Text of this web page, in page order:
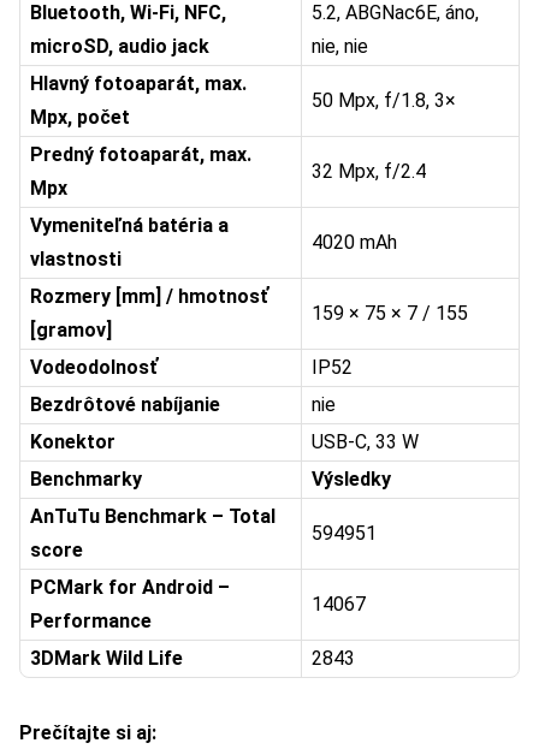
Bluetooth, Wi-Fi, NFC,
microSD, audio jack
5.2, ABGNac6E, áno,
nie, nie
Hlavný fotoaparát, max.
Mpx, počet
50 Mpx, f/1.8, 3×
Predný fotoaparát, max.
Mpx
32 Mpx, f/2.4
Vymeniteľná batéria a
vlastnosti
4020 mAh
Rozmery [mm] / hmotnosť
[gramov]
159 × 75 × 7 / 155
Vodeodolnosť
IP52
Bezdrôtové nabíjanie
nie
Konektor
USB-C, 33 W
Benchmarky
Výsledky
AnTuTu Benchmark – Total
score
594951
PCMark for Android –
Performance
14067
3DMark Wild Life 2843
Prečítajte si aj: